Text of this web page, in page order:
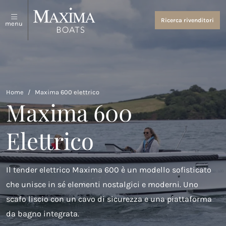
menu
Sloop e tender
Vedi tutto
Maxima 680 sport lounge
Maxima 700 sport
Maxima 800 sport
Maxima 740
Maxima 840
Maxima 800 cabin
Chi siamo
Chi siamo
Ricerca rivenditori
Home / Maxima 600 elettrico
Maxima 600
Elettrico
Il tender elettrico Maxima 600 è un modello sofisticato
che unisce in sé elementi nostalgici e moderni. Uno
scafo liscio con un cavo di sicurezza e una piattaforma
da bagno integrata.